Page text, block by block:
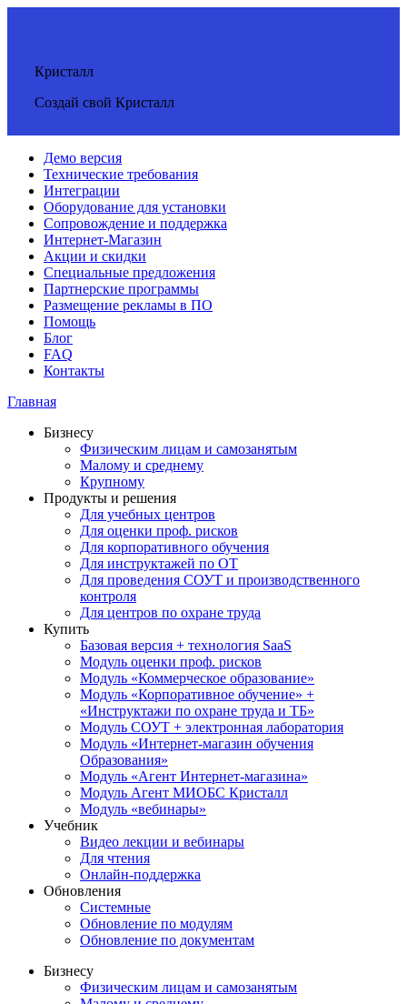
Кристалл
Создай свой Кристалл
Демо версия
Технические требования
Интеграции
Оборудование для установки
Сопровождение и поддержка
Интернет-Магазин
Акции и скидки
Специальные предложения
Партнерские программы
Размещение рекламы в ПО
Помощь
Блог
FAQ
Контакты
Главная
Бизнесу
Физическим лицам и самозанятым
Малому и среднему
Крупному
Продукты и решения
Для учебных центров
Для оценки проф. рисков
Для корпоративного обучения
Для инструктажей по ОТ
Для проведения СОУТ и производственного
контроля
Для центров по охране труда
Купить
Базовая версия + технология SaaS
Модуль оценки проф. рисков
Модуль «Коммерческое образование»
Модуль «Корпоративное обучение» +
«Инструктажи по охране труда и ТБ»
Модуль СОУТ + электронная лаборатория
Модуль «Интернет-магазин обучения
Образования»
Модуль «Агент Интернет-магазина»
Модуль Агент МИОБС Кристалл
Модуль «вебинары»
Учебник
Видео лекции и вебинары
Для чтения
Онлайн-поддержка
Обновления
Системные
Обновление по модулям
Обновление по документам
Бизнесу
Физическим лицам и самозанятым